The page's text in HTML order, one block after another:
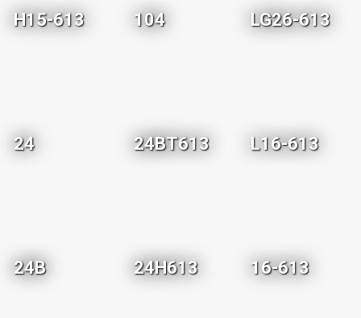
H15-613 104 LG26-613
24 24BT613 L16-613
24B 24H613 16-613